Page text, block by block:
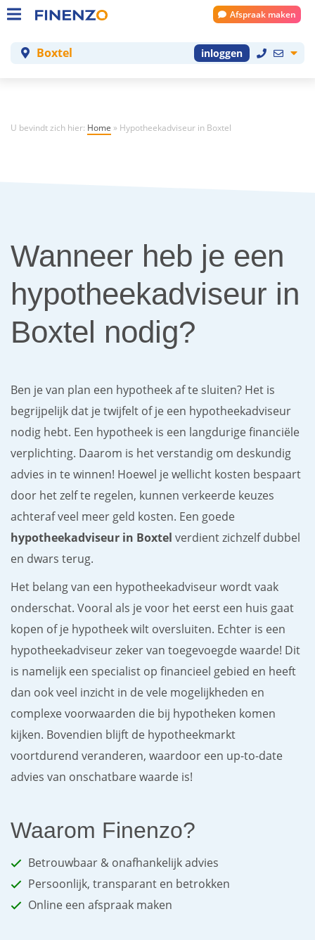
Afspraak maken
Boxtel inloggen
U bevindt zich hier: Home » Hypotheekadviseur in Boxtel
Wanneer heb je een
hypotheekadviseur in
Boxtel nodig?
Ben je van plan een hypotheek af te sluiten? Het is
begrijpelijk dat je twijfelt of je een hypotheekadviseur
nodig hebt. Een hypotheek is een langdurige financiële
verplichting. Daarom is het verstandig om deskundig
advies in te winnen! Hoewel je wellicht kosten bespaart
door het zelf te regelen, kunnen verkeerde keuzes
achteraf veel meer geld kosten. Een goede
hypotheekadviseur in Boxtel verdient zichzelf dubbel
en dwars terug.
Het belang van een hypotheekadviseur wordt vaak
onderschat. Vooral als je voor het eerst een huis gaat
kopen of je hypotheek wilt oversluiten. Echter is een
hypotheekadviseur zeker van toegevoegde waarde! Dit
is namelijk een specialist op financieel gebied en heeft
dan ook veel inzicht in de vele mogelijkheden en
complexe voorwaarden die bij hypotheken komen
kijken. Bovendien blijft de hypotheekmarkt
voortdurend veranderen, waardoor een up-to-date
advies van onschatbare waarde is!
Waarom Finenzo?
Betrouwbaar & onafhankelijk advies
Persoonlijk, transparant en betrokken
Online een afspraak maken